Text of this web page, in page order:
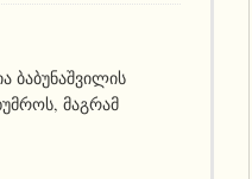
ბაბუნაშვილის
მაგრამ